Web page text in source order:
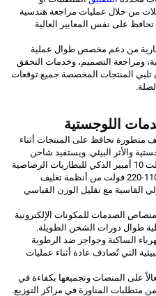
من خلال عمليات مراجعة هندسية
على نفس المعايير العالية
من دعم مخصص طوال عملية
ومراجعة التصميم، وخدمات التحقق
المنتجات المخصصة جميع توقعات
اللوجستية
متطورة تحافظ على المنتجات أثناء
والأثر البيئي. ويستفيد شاحن
بطارية السيارة CHAOCHENBEN 12 فولت 10 أمبير الذكي للبطاريات الرصاصية
الحمضية مع عرض شحن سريع ومدخل 110-220 فولت من أنظمة تغليف
القاسية مع تقليل الوزن القياسي
الصدمات للمكونات الإلكترونية
طوال دورات الشحن الطويلة.
الساكنة وحواجز ضد الرطوبة
التي تُصادف عادة أثناء عمليات
على المنصات وتجميعها بكفاءة في
متطلبات المناورة في مراكز التوزيع.